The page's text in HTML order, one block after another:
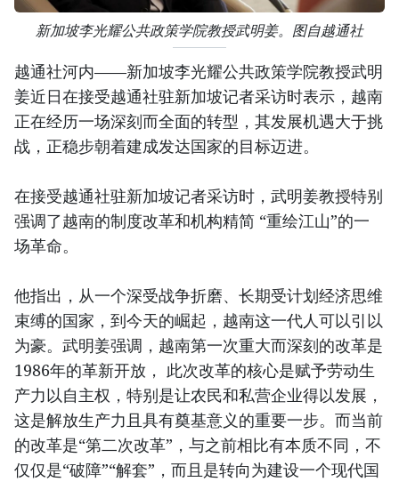
新加坡李光耀公共政策学院教授武明姜。图自越通社
越通社河内——新加坡李光耀公共政策学院教授武明
姜近日在接受越通社驻新加坡记者采访时表示，越南
正在经历一场深刻而全面的转型，其发展机遇大于挑
战，正稳步朝着建成发达国家的目标迈进。
在接受越通社驻新加坡记者采访时，武明姜教授特别
强调了越南的制度改革和机构精简 “重绘江山”的一
场革命。
他指出，从一个深受战争折磨、长期受计划经济思维
束缚的国家，到今天的崛起，越南这一代人可以引以
为豪。武明姜强调，越南第一次重大而深刻的改革是
1986年的革新开放， 此次改革的核心是赋予劳动生
产力以自主权，特别是让农民和私营企业得以发展，
这是解放生产力且具有奠基意义的重要一步。而当前
的改革是“第二次改革”，与之前相比有本质不同，不
仅仅是“破障”“解套”，而且是转向为建设一个现代国